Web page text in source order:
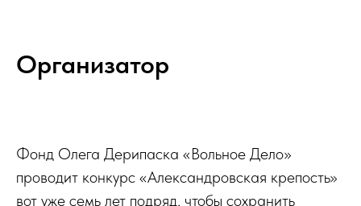
Организатор
Фонд Олега Дерипаска «Вольное Дело»
проводит конкурс «Александровская крепость»
вот уже семь лет подряд, чтобы сохранить